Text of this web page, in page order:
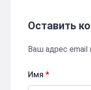
Оставить
Ваш адрес email
Имя *